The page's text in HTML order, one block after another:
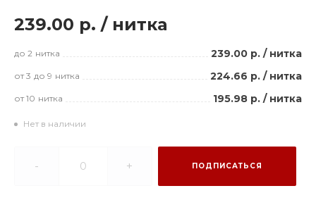
239.00 р. / нитка
до 2 нитка 239.00 р. / нитка
от 3 до 9 нитка 224.66 р. / нитка
от 10 нитка 195.98 р. / нитка
Нет в наличии
- + ПОДПИСАТЬСЯ